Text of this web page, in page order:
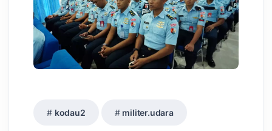
kodau2 militer.udara